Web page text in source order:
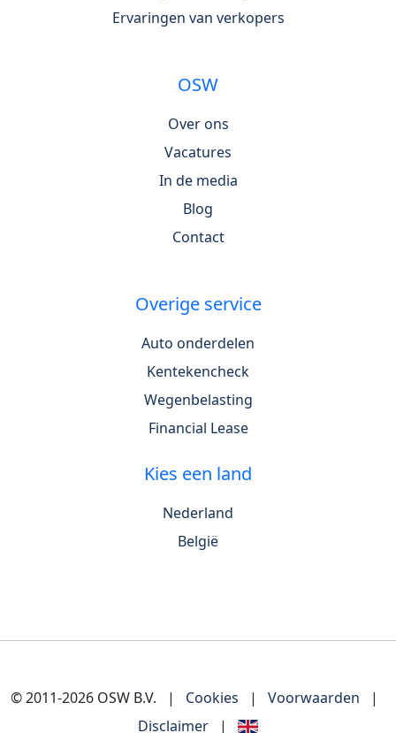
Ervaringen van verkopers
OSW
Over ons
Vacatures
In de media
Blog
Contact
Overige service
Auto onderdelen
Kentekencheck
Wegenbelasting
Financial Lease
Kies een land
Nederland
België
© 2011-2026 OSW B.V. | Cookies | Voorwaarden
|
Disclaimer
|